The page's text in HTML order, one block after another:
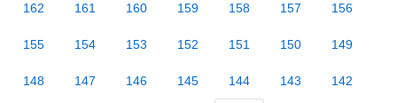
162 161 160 159 158 157 156
155 154 153 152 151 150 149
148 147 146 145 144 143 142